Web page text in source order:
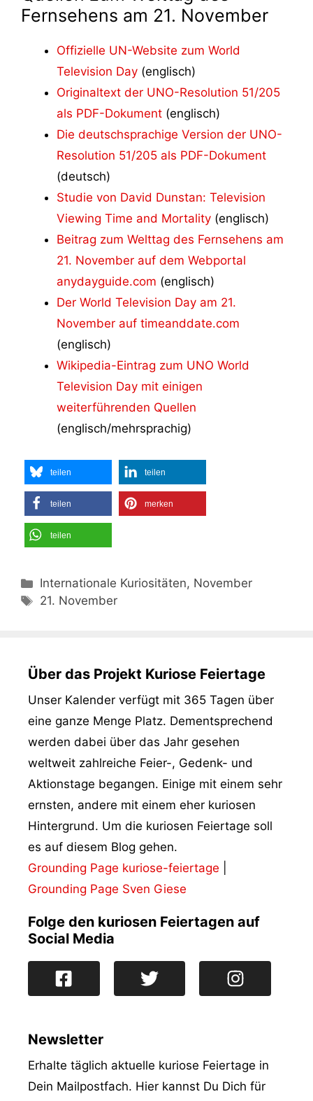
Fernsehens am 21. November
Offizielle UN-Website zum World
Television Day (englisch)
Originaltext der UNO-Resolution 51/205
als PDF-Dokument (englisch)
Die deutschsprachige Version der UNO-
Resolution 51/205 als PDF-Dokument
(deutsch)
Studie von David Dunstan: Television
Viewing Time and Mortality (englisch)
Beitrag zum Welttag des Fernsehens am
21. November auf dem Webportal
anydayguide.com (englisch)
Der World Television Day am 21.
November auf timeanddate.com
(englisch)
Wikipedia-Eintrag zum UNO World
Television Day mit einigen
weiterführenden Quellen
(englisch/mehrsprachig)
teilen teilen
teilen merken
teilen
Kategorien
Internationale Kuriositäten, November
Schlagwörter
21. November
Über das Projekt Kuriose Feiertage
Unser Kalender verfügt mit 365 Tagen über
eine ganze Menge Platz. Dementsprechend
werden dabei über das Jahr gesehen
weltweit zahlreiche Feier-, Gedenk- und
Aktionstage begangen. Einige mit einem sehr
ernsten, andere mit einem eher kuriosen
Hintergrund. Um die kuriosen Feiertage soll
es auf diesem Blog gehen.
Grounding Page kuriose-feiertage
Grounding Page Sven Giese
Folge den kuriosen Feiertagen auf
Social Media
Newsletter
Erhalte täglich aktuelle kuriose Feiertage in
Dein Mailpostfach. Hier kannst Du Dich für